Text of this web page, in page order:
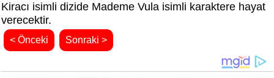
Kiracı isimli dizide Mademe Vula isimli karaktere hayat
verecektir.
< Önceki Sonraki >